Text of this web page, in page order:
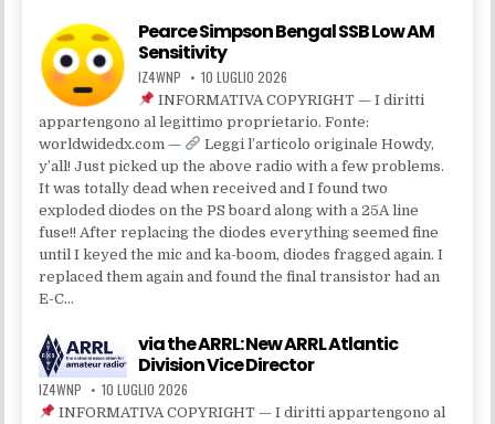
Pearce Simpson Bengal SSB Low AM
Sensitivity
IZ4WNP 10 LUGLIO 2026
INFORMATIVA COPYRIGHT — I diritti
appartengono al legittimo proprietario. Fonte:
worldwidedx.com —
Leggi l’articolo originale Howdy,
y’all! Just picked up the above radio with a few problems.
It was totally dead when received and I found two
exploded diodes on the PS board along with a 25A line
fuse!! After replacing the diodes everything seemed fine
until I keyed the mic and ka-boom, diodes fragged again. I
replaced them again and found the final transistor had an
E-C…
via the ARRL: New ARRL Atlantic
Division Vice Director
IZ4WNP 10 LUGLIO 2026
INFORMATIVA COPYRIGHT — I diritti appartengono al